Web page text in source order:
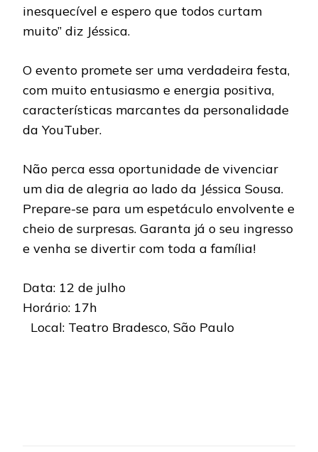
inesquecível e espero que todos curtam
muito” diz Jéssica.
O evento promete ser uma verdadeira festa,
com muito entusiasmo e energia positiva,
características marcantes da personalidade
da YouTuber.
Não perca essa oportunidade de vivenciar
um dia de alegria ao lado da Jéssica Sousa.
Prepare-se para um espetáculo envolvente e
cheio de surpresas. Garanta já o seu ingresso
e venha se divertir com toda a família!
Data: 12 de julho
Horário: 17h
Local: Teatro Bradesco, São Paulo